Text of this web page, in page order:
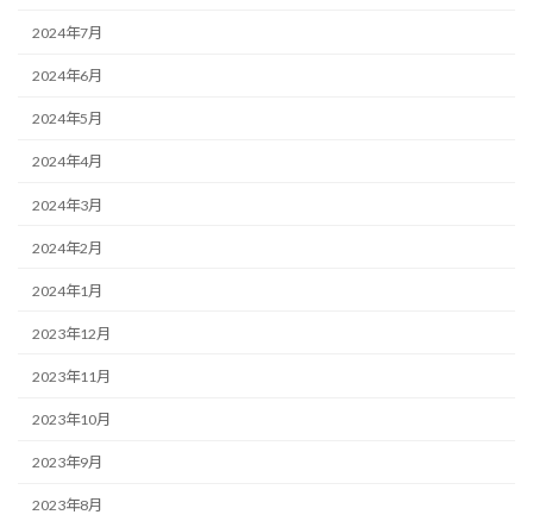
2024年7月
2024年6月
2024年5月
2024年4月
2024年3月
2024年2月
2024年1月
2023年12月
2023年11月
2023年10月
2023年9月
2023年8月